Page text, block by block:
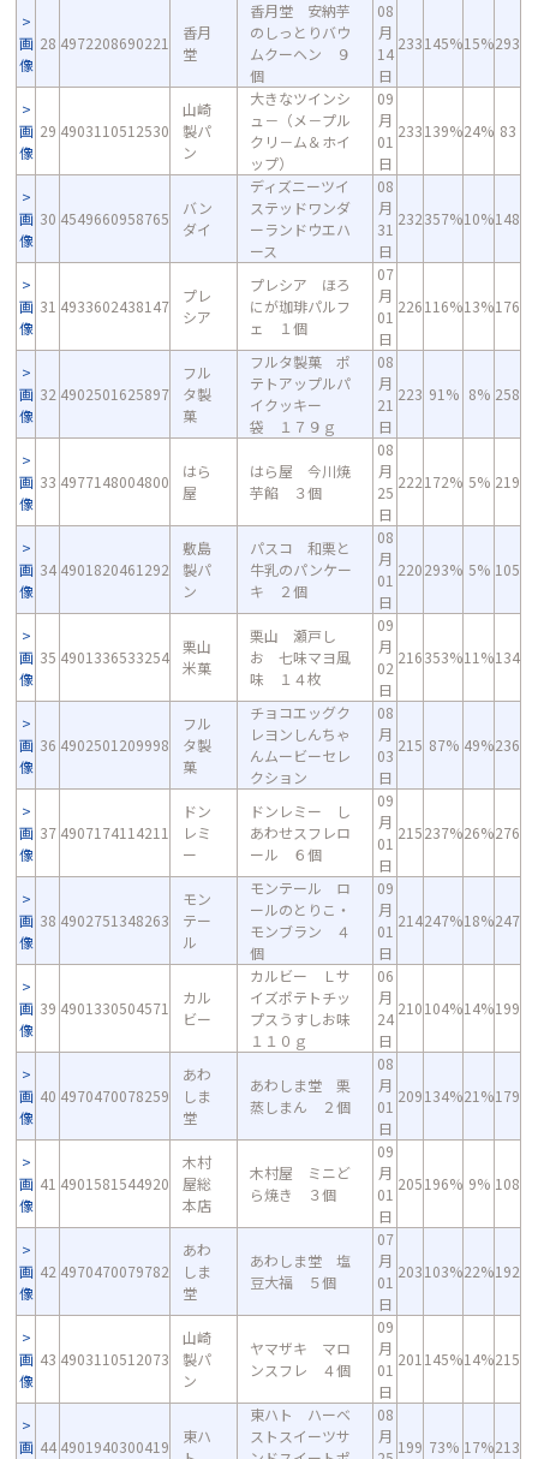
画
像
28 4972208690221
香月
堂
香月堂 安納芋
のしっとりバウ
ムクーヘン ９
個
08
月
14
日
233145%15%293
画
像
29 4903110512530
山崎
製パ
ン
大きなツインシ
ュ－（メ－プル
クリ－ム＆ホイ
ップ）
09
月
01
日
233139%24% 83
画
像
30 4549660958765
バン
ダイ
ディズニーツイ
ステッドワンダ
ーランドウエハ
ース
08
月
31
日
232357%10%148
画
像
31 4933602438147
プレ
シア
プレシア ほろ
にが珈琲パルフ
ェ １個
07
月
01
日
226116%13%176
画
像
32 4902501625897
フル
タ製
菓
フルタ製菓 ポ
テトアップルパ
イクッキー
袋 １７９ｇ
08
月
21
日
223 91% 8% 258
画
像
33 4977148004800
はら
屋
はら屋 今川焼
芋餡 ３個
08
月
25
日
222172% 5% 219
画
像
34 4901820461292
敷島
製パ
ン
パスコ 和栗と
牛乳のパンケー
キ ２個
08
月
01
日
220293% 5% 105
画
像
35 4901336533254
栗山
米菓
栗山 瀬戸し
お 七味マヨ風
味 １４枚
09
月
02
日
216353%11%134
画
像
36 4902501209998
フル
タ製
菓
チョコエッグク
レヨンしんちゃ
んムービーセレ
クション
08
月
03
日
215 87% 49%236
画
像
37 4907174114211
ドン
レミ
ー
ドンレミー し
あわせスフレロ
ール ６個
09
月
01
日
215237%26%276
画
像
38 4902751348263
モン
テー
ル
モンテール ロ
ールのとりこ・
モンブラン ４
個
09
月
01
日
214247%18%247
画
像
39 4901330504571
カル
ビー
カルビー Ｌサ
イズポテトチッ
プスうすしお味
１１０ｇ
06
月
24
日
210104%14%199
画
像
40 4970470078259
あわ
しま
堂
あわしま堂 栗
蒸しまん ２個
08
月
01
日
209134%21%179
画
像
41 4901581544920
木村
屋総
本店
木村屋 ミニど
ら焼き ３個
09
月
01
日
205196% 9% 108
画
像
42 4970470079782
あわ
しま
堂
あわしま堂 塩
豆大福 ５個
07
月
01
日
203103%22%192
画
像
43 4903110512073
山崎
製パ
ン
ヤマザキ マロ
ンスフレ ４個
09
月
01
日
201 145%14%215
画 44 4901940300419
東ハ
東ハト ハーベ
ストスイーツサ
08
月
199 73% 17%213